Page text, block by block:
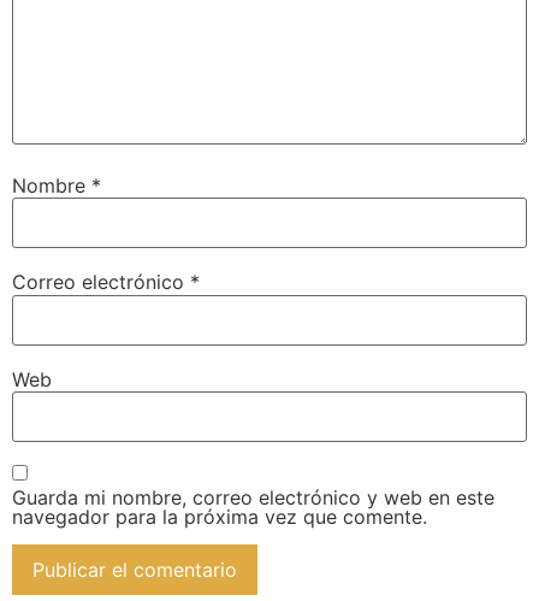
Nombre *
Correo electrónico *
Web
Guarda mi nombre, correo electrónico y web en este
navegador para la próxima vez que comente.